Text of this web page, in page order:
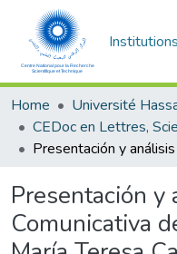
Institutions
Home
Presentación y
Comunicativa